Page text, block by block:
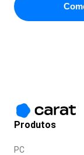
Produtos
PC